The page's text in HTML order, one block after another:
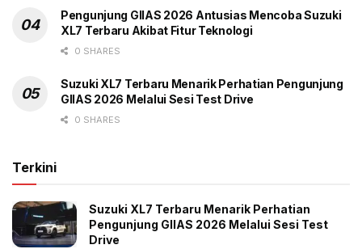
Pengunjung GIIAS 2026 Antusias Mencoba Suzuki
XL7 Terbaru Akibat Fitur Teknologi
0 SHARES
Suzuki XL7 Terbaru Menarik Perhatian Pengunjung
GIIAS 2026 Melalui Sesi Test Drive
0 SHARES
Terkini
Suzuki XL7 Terbaru Menarik Perhatian
Pengunjung GIIAS 2026 Melalui Sesi Test
Drive